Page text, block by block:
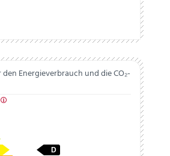
Energieverbrauch und die CO₂-